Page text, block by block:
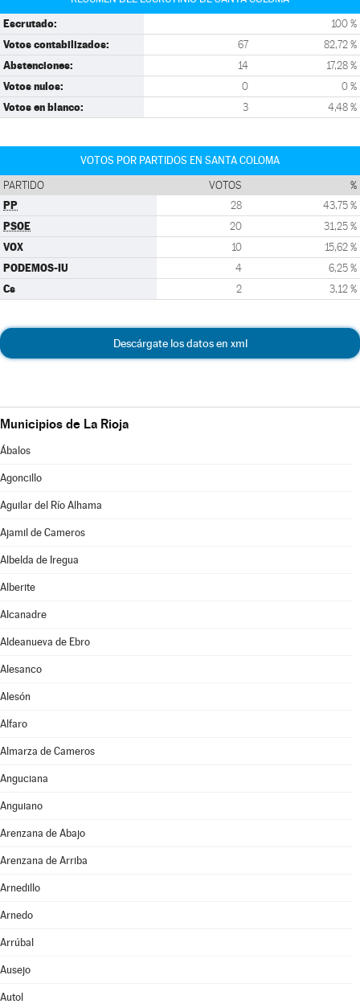
Escrutado: 100 %
Votos contabilizados: 67 82,72 %
Abstenciones: 14 17,28 %
Votos nulos: 0 0 %
Votos en blanco: 3 4,48 %
VOTOS POR PARTIDOS EN SANTA COLOMA
PARTIDO VOTOS %
PP 28 43,75 %
PSOE 20 31,25 %
VOX 10 15,62 %
PODEMOS-IU 4 6,25 %
Cs 2 3,12 %
Descárgate los datos en xml
Municipios de La Rioja
Ábalos
Agoncillo
Aguilar del Río Alhama
Ajamil de Cameros
Albelda de Iregua
Alberite
Alcanadre
Aldeanueva de Ebro
Alesanco
Alesón
Alfaro
Almarza de Cameros
Anguciana
Anguiano
Arenzana de Abajo
Arenzana de Arriba
Arnedillo
Arnedo
Arrúbal
Ausejo
Autol